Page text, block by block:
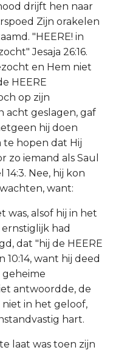
drijft hen naar
Zijn orakelen
"HEERE! in
Jesaja 26:16.
en Hem niet
HEERE
op zijn
acht geslagen, gaf
hij doen
te hopen dat Hij
zo iemand als Saul
Nee, hij kon
want:
was, alsof hij in het
had
dat "hij de HEERE
want hij deed
antwoordde, de
in het geloof,
hart.
laat was toen zijn